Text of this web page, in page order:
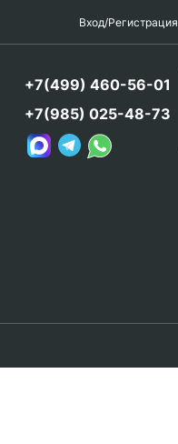
Вход/Регистрация
+7(499) 460-56-01
+7(985) 025-48-73